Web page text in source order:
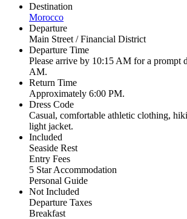
Destination
Morocco
Departure
Main Street / Financial District
Departure Time
Please arrive by 10:15 AM for a prompt
AM.
Return Time
Approximately 6:00 PM.
Dress Code
Casual, comfortable athletic clothing,
light jacket.
Included
Seaside Rest
Entry Fees
5 Star Accommodation
Personal Guide
Not Included
Departure Taxes
Breakfast